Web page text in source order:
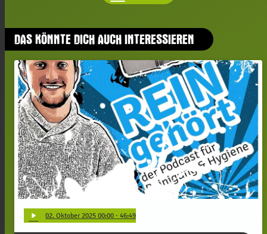
DAS KÖNNTE DICH AUCH INTERESSIEREN
play_arrow 02. Oktober 2025 00:00 · 46:49